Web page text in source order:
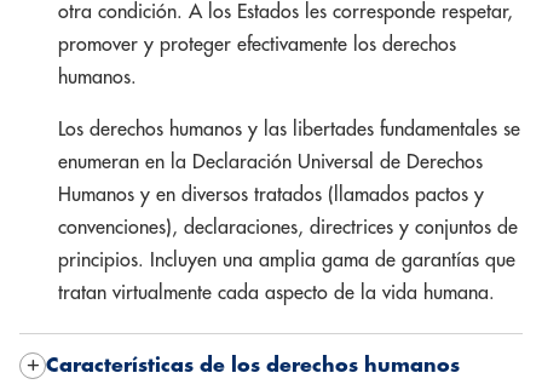
otra condición. A los Estados les corresponde respetar,
promover y proteger efectivamente los derechos
humanos.
Los derechos humanos y las libertades fundamentales se
enumeran en la Declaración Universal de Derechos
Humanos y en diversos tratados (llamados pactos y
convenciones), declaraciones, directrices y conjuntos de
principios. Incluyen una amplia gama de garantías que
tratan virtualmente cada aspecto de la vida humana.
Características de los derechos humanos